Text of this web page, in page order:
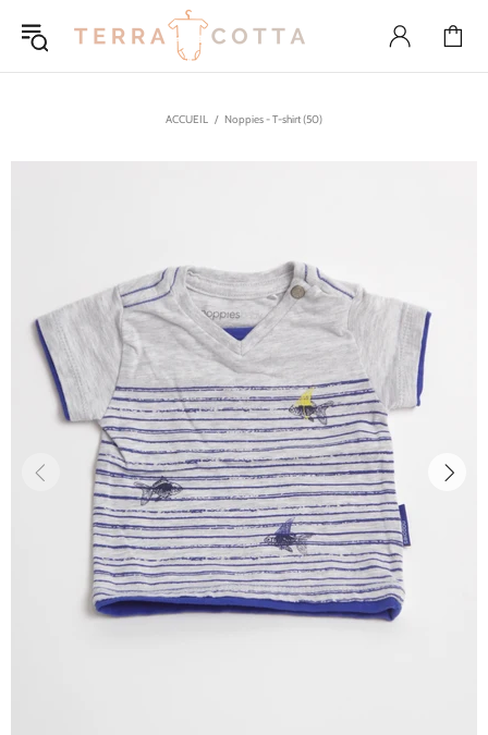
ACCUEIL Noppies - T-shirt (50)